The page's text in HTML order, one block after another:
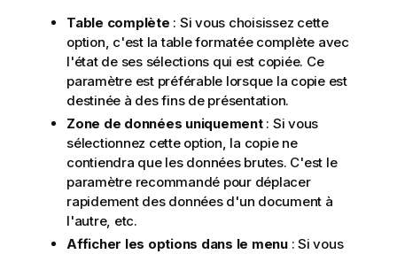
Table complète : Si vous choisissez cette
option, c'est la table formatée complète avec
l'état de ses sélections qui est copiée. Ce
paramètre est préférable lorsque la copie est
destinée à des fins de présentation.
Zone de données uniquement: Si vous
sélectionnez cette option, la copie ne
contiendra que les données brutes. C'est le
paramètre recommandé pour déplacer
rapidement des données d'un document à
l'autre, etc.
Afficher les options dans le menu: Si vous